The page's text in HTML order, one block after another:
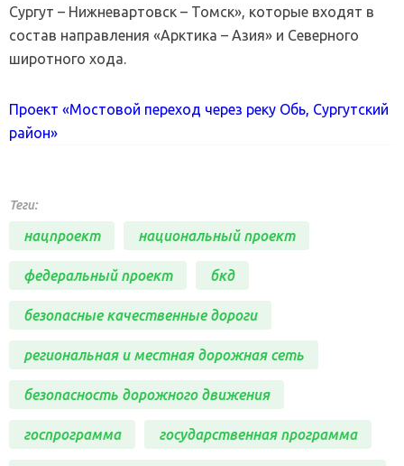
Сургут – Нижневартовск – Томск», которые входят в
состав направления «Арктика – Азия» и Северного
широтного хода.
Проект «Мостовой переход через реку Обь, Сургутский
район»
Теги:
нацпроект национальный проект
федеральный проект бкд
безопасные качественные дороги
региональная и местная дорожная сеть
безопасность дорожного движения
госпрограмма государственная программа